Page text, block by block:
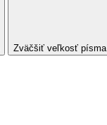
Zväčšiť veľkosť písma